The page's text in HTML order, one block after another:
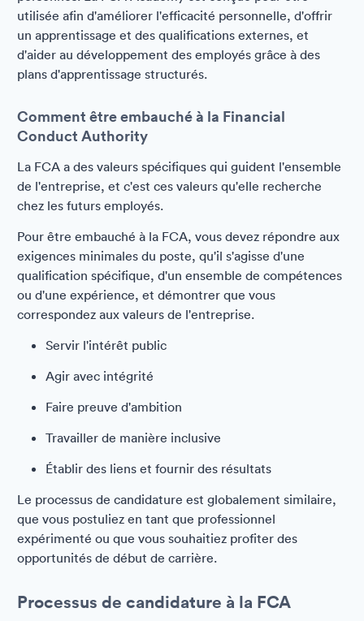
utilisée afin d'améliorer l'efficacité personnelle, d'offrir
un apprentissage et des qualifications externes, et
d'aider au développement des employés grâce à des
plans d'apprentissage structurés.
Comment être embauché à la Financial
Conduct Authority
La FCA a des valeurs spécifiques qui guident l'ensemble
de l'entreprise, et c'est ces valeurs qu'elle recherche
chez les futurs employés.
Pour être embauché à la FCA, vous devez répondre aux
exigences minimales du poste, qu'il s'agisse d'une
qualification spécifique, d'un ensemble de compétences
ou d'une expérience, et démontrer que vous
correspondez aux valeurs de l'entreprise.
Servir l'intérêt public
Agir avec intégrité
Faire preuve d'ambition
Travailler de manière inclusive
Établir des liens et fournir des résultats
Le processus de candidature est globalement similaire,
que vous postuliez en tant que professionnel
expérimenté ou que vous souhaitiez profiter des
opportunités de début de carrière.
Processus de candidature à la FCA